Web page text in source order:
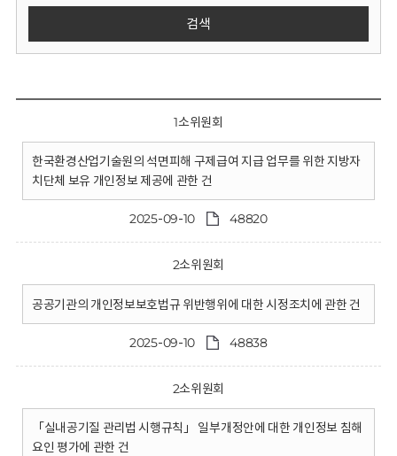
검색
1소위원회
한국환경산업기술원의 석면피해 구제급여 지급 업무를 위한 지방자
치단체 보유 개인정보 제공에 관한 건
2025-09-10 48820
2소위원회
공공기관의 개인정보보호법규 위반행위에 대한 시정조치에 관한 건
2025-09-10 48838
2소위원회
「실내공기질 관리법 시행규칙」 일부개정안에 대한 개인정보 침해
요인 평가에 관한 건